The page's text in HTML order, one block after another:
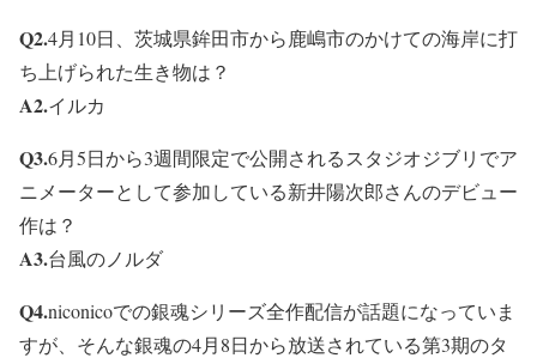
Q2.4月10日、茨城県鉾田市から鹿嶋市のかけての海岸に打
ち上げられた生き物は？
A2.イルカ
Q3.6月5日から3週間限定で公開されるスタジオジブリでア
ニメーターとして参加している新井陽次郎さんのデビュー
作は？
A3.台風のノルダ
Q4.niconicoでの銀魂シリーズ全作配信が話題になっていま
すが、そんな銀魂の4月8日から放送されている第3期のタ